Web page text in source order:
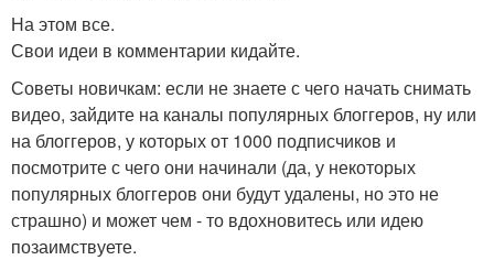
На этом все.
Свои идеи в комментарии кидайте.
Советы новичкам: если не знаете с чего начать снимать
видео, зайдите на каналы популярных блоггеров, ну или
на блоггеров, у которых от 1000 подписчиков и
посмотрите с чего они начинали (да, у некоторых
популярных блоггеров они будут удалены, но это не
страшно) и может чем - то вдохновитесь или идею
позаимствуете.